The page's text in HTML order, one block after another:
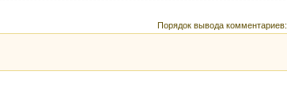
Порядок вывода комментариев: